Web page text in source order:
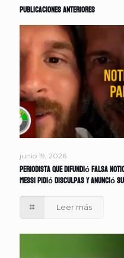
Publicaciones anteriores
junio 19, 2026
Periodista que difundió falsa
Messi pidió disculpas y anunció
Leer más